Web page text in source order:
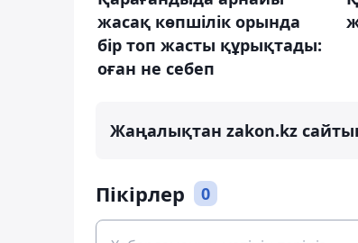
жасақ көпшілік орында
бір топ жасты құрықтады:
оған не себеп
Жаңалықтан zakon.kz
Пікірлер 0